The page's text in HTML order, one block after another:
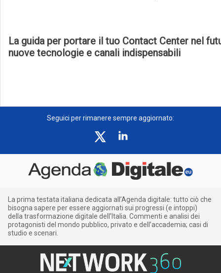
La guida per portare il tuo Contact Center nel
nuove tecnologie e canali indispensabili
Seguici per rimanere sempre aggiornato:
La prima testata italiana dedicata all’Agenda digitale: tutto ciò che
bisogna sapere per essere aggiornati sui progressi (e intoppi)
della trasformazione digitale dell’Italia. Commenti e analisi dei
protagonisti del mondo pubblico, privato e dell’accademia; casi di
studio e scenari.